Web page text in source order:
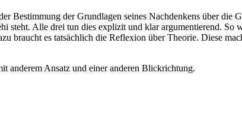
Bestimmung der Grundlagen seines Nachdenkens über
steht. Alle drei tun dies explizit und klar argumentierend.
braucht es tatsächlich die Reflexion über Theorie. Diese
anderem Ansatz und einer anderen Blickrichtung.